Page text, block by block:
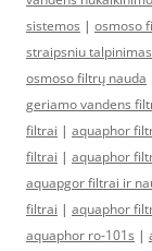
sistemos | osmoso
straipsniu talpinimas
osmoso filtrų nauda
geriamo vandens
filtrai | aquaphor
filtrai | aquaphor
aquapgor filtrai ir
filtrai | aquaphor
aquaphor ro-101s |